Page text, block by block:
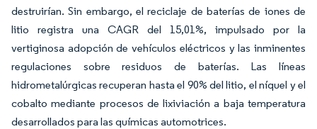
destruirían. Sin embargo, el reciclaje de baterías de iones de
litio registra una CAGR del 15,01%, impulsado por la
vertiginosa adopción de vehículos eléctricos y las inminentes
regulaciones sobre residuos de baterías. Las líneas
hidrometalúrgicas recuperan hasta el 90% del litio, el níquel y el
cobalto mediante procesos de lixiviación a baja temperatura
desarrollados para las químicas automotrices.